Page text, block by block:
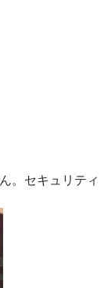
。セキュリティ